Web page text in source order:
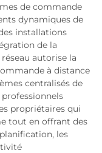
de commande
dynamiques de
installations
de la
autorise la
à distance
centralisés de
propriétaires qui
tout en offrant des
les